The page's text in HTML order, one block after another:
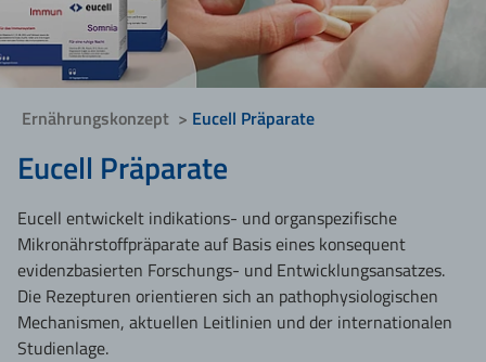
Ernährungskonzept Eucell Präparate
Eucell Präparate
Eucell entwickelt indikations- und organspezifische
Mikronährstoffpräparate auf Basis eines konsequent
evidenzbasierten Forschungs- und Entwicklungsansatzes.
Die Rezepturen orientieren sich an pathophysiologischen
Mechanismen, aktuellen Leitlinien und der internationalen
Studienlage.